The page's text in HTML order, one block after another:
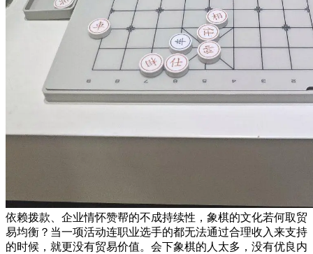
依赖拨款、企业情怀赞帮的不成持续性，象棋的文化若何取贸
易均衡？当一项活动连职业选手的都无法通过合理收入来支持
的时候，就更没有贸易价值。会下象棋的人太多，没有优良内